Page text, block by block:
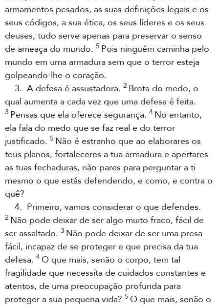
armamentos pesados, as suas definições legais e os
seus códigos, a sua ética, os seus líderes e os seus
deuses, tudo serve apenas para preservar o senso
de ameaça do mundo. 5 Pois ninguém caminha pelo
mundo em uma armadura sem que o terror esteja
golpeando-lhe o coração.
3. A defesa é assustadora. 2 Brota do medo, o
qual aumenta a cada vez que uma defesa é feita.
3 Pensas que ela oferece segurança. 4 No entanto,
ela fala do medo que se faz real e do terror
justificado. 5 Não é estranho que ao elaborares os
teus planos, fortaleceres a tua armadura e apertares
as tuas fechaduras, não pares para perguntar a ti
mesmo o que estás defendendo, e como, e contra o
quê?
4. Primeiro, vamos considerar o que defendes.
2 Não pode deixar de ser algo muito fraco, fácil de
ser assaltado. 3 Não pode deixar de ser uma presa
fácil, incapaz de se proteger e que precisa da tua
defesa. 4O que mais, senão o corpo, tem tal
fragilidade que necessita de cuidados constantes e
atentos, de uma preocupação profunda para
proteger a sua pequena vida? 5 O que mais, senão o